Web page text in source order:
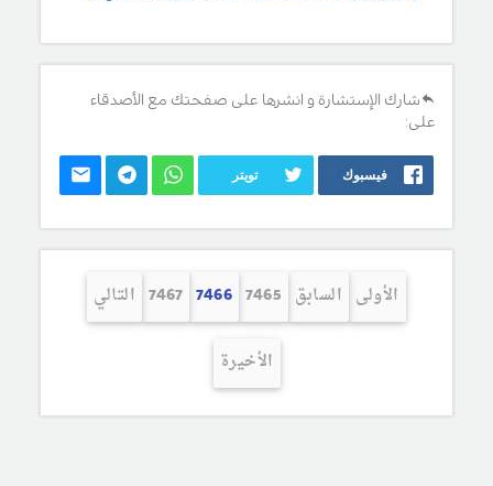
شارك الإستشارة و انشرها على صفحتك مع الأصدقاء
على:
فيسبوك تويتر
الأولى السابق 7465
7466
7467 التالي
الأخيرة